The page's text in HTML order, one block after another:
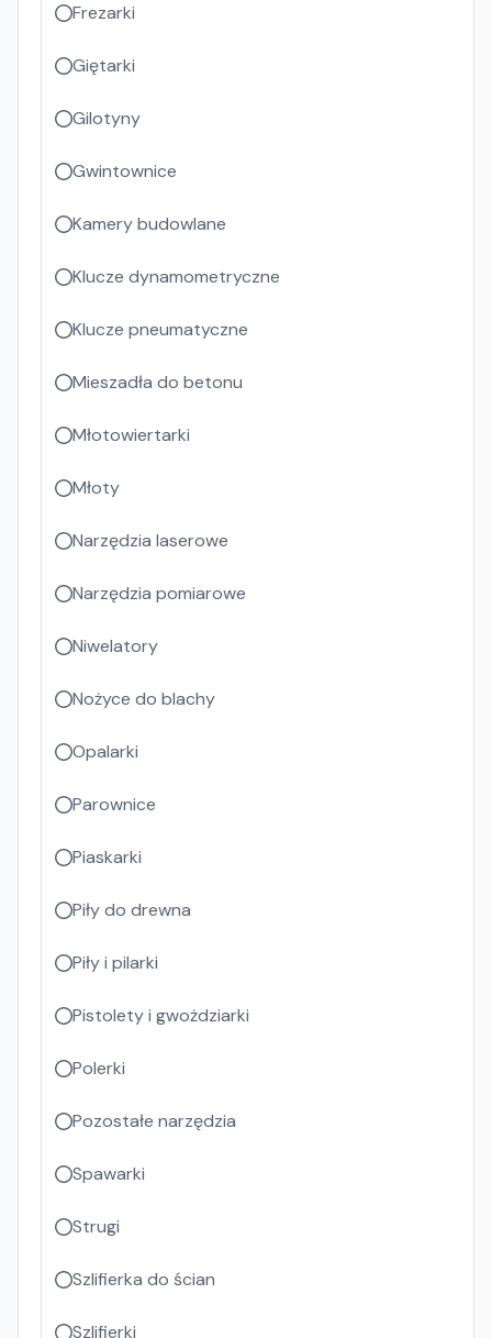
Frezarki
Giętarki
Gilotyny
Gwintownice
Kamery budowlane
Klucze dynamometryczne
Klucze pneumatyczne
Mieszadła do betonu
Młotowiertarki
Młoty
Narzędzia laserowe
Narzędzia pomiarowe
Niwelatory
Nożyce do blachy
Opalarki
Parownice
Piaskarki
Piły do drewna
Piły i pilarki
Pistolety i gwożdziarki
Polerki
Pozostałe narzędzia
Spawarki
Strugi
Szlifierka do ścian
Szlifierki